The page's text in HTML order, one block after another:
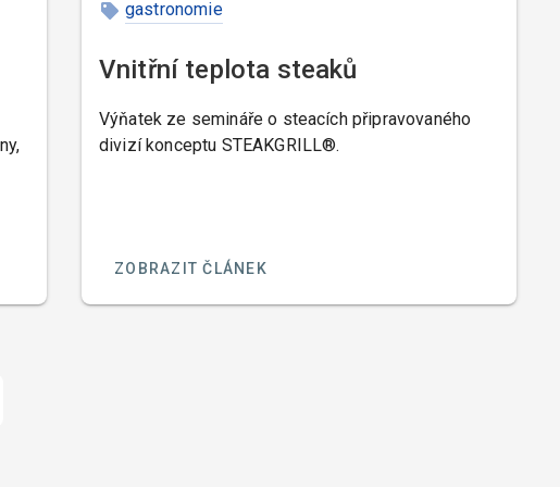
gastronomie
Vnitřní teplota steaků
Výňatek ze semináře o steacích připravovaného
divizí konceptu STEAKGRILL®.
ZOBRAZIT ČLÁNEK